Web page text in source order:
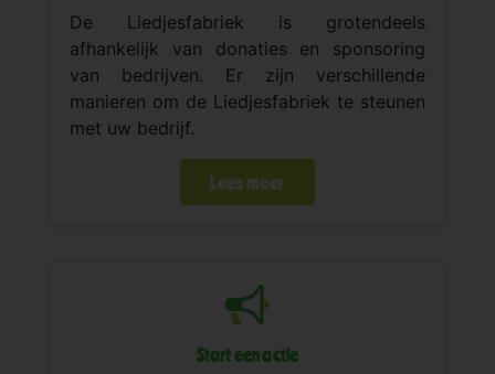
De Liedjesfabriek is grotendeels
afhankelijk van donaties en sponsoring
van bedrijven. Er zijn verschillende
manieren om de Liedjesfabriek te steunen
met uw bedrijf.
Lees meer
Start een actie